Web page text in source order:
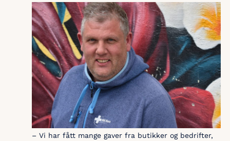
– Vi har fått mange gaver fra butikker og bedrifter,